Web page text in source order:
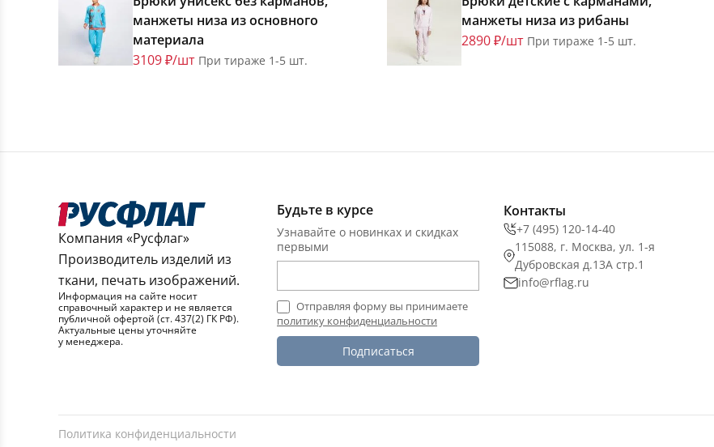
манжеты низа из основного
материала
3109 ₽/шт При тираже 1-5 шт.
манжеты низа из рибаны
2890 ₽/шт При тираже 1-5 шт.
Компания «Русфлаг»
Производитель изделий из
ткани, печать изображений.
Информация на сайте носит
справочный характер и не является
публичной офертой (ст. 437(2) ГК РФ).
Актуальные цены уточняйте
у менеджера.
Будьте в курсе
Узнавайте о новинках и скидках
первыми
Отправляя форму вы принимаете
политику конфиденциальности
Подписаться
Контакты
+7 (495) 120-14-40
115088, г. Москва, ул. 1-я
Дубровская д.13А стр.1
info@rflag.ru
Политика конфиденциальности